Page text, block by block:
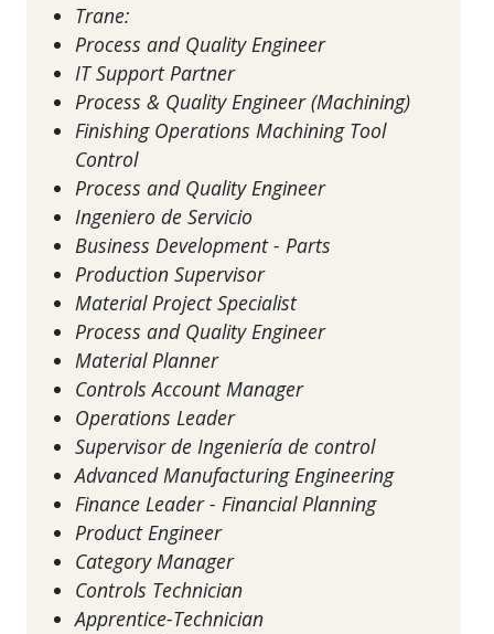
Trane:
Process and Quality Engineer
IT Support Partner
Process & Quality Engineer (Machining)
Finishing Operations Machining Tool
Control
Process and Quality Engineer
Ingeniero de Servicio
Business Development - Parts
Production Supervisor
Material Project Specialist
Process and Quality Engineer
Material Planner
Controls Account Manager
Operations Leader
Supervisor de Ingeniería de control
Advanced Manufacturing Engineering
Finance Leader - Financial Planning
Product Engineer
Category Manager
Controls Technician
Apprentice-Technician